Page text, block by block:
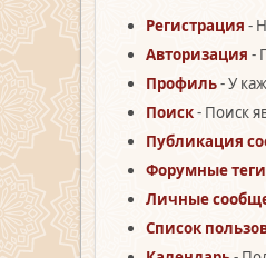
Регистрация -
Авторизация -
Профиль- У
Поиск- Поиск
Публикация
Форумные
Личные
Список